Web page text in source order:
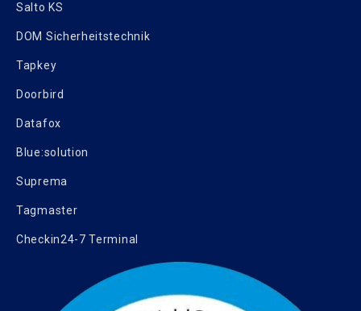
Salto KS
DOM Sicherheitstechnik
Tapkey
Doorbird
Datafox
Blue:solution
Suprema
Tagmaster
Checkin24-7 Terminal